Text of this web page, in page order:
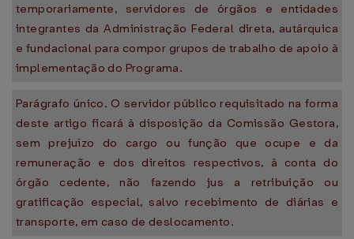
temporariamente, servidores de órgãos e entidades
integrantes da Administração Federal direta, autárquica
e fundacional para compor grupos de trabalho de apoio à
implementação do Programa.
Parágrafo único. O servidor público requisitado na forma
deste artigo ficará à disposição da Comissão Gestora,
sem prejuízo do cargo ou função que ocupe e da
remuneração e dos direitos respectivos, à conta do
órgão cedente, não fazendo jus a retribuição ou
gratificação especial, salvo recebimento de diárias e
transporte, em caso de deslocamento.